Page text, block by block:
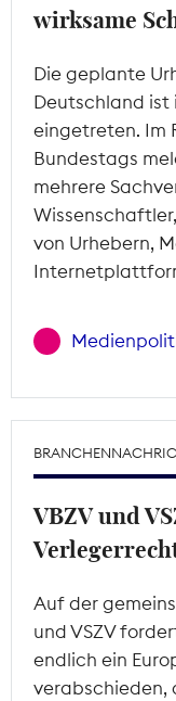
wirksame
Die geplante
Deutschland ist
eingetreten. Im
Bundestags
mehrere
von Urhebern,
VBZV und
Auf der
und VSZV
endlich ein
verabschieden,